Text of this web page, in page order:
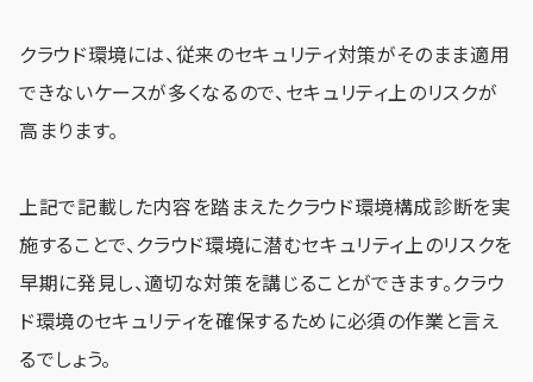
クラウド環境には、従来のセキュリティ対策がそのまま適用
できないケースが多くなるので、セキュリティ上のリスクが
高まります。
上記で記載した内容を踏まえたクラウド環境構成診断を実
施することで、クラウド環境に潜むセキュリティ上のリスクを
早期に発見し、適切な対策を講じることができます。クラウ
ド環境のセキュリティを確保するために必須の作業と言え
るでしょう。